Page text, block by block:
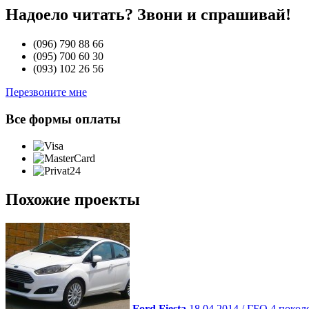
Надоело читать? Звони и спрашивай!
(096) 790 88 66
(095) 700 60 30
(093) 102 26 56
Перезвоните мне
Все формы оплаты
Похожие проекты